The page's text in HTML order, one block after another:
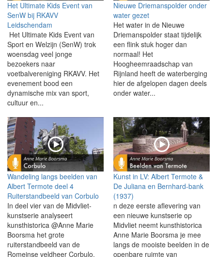
Het Ultimate Kids Event van
SenW bij RKAVV
Leidschendam
Het Ultimate Kids Event van
Sport en Welzijn (SenW) trok
woensdag veel jonge
bezoekers naar
voetbalvereniging RKAVV. Het
evenement bood een
dynamische mix van sport,
cultuur en...
Nieuwe Driemanspolder onder
water gezet
Het water in de Nieuwe
Driemanspolder staat tijdelijk
een flink stuk hoger dan
normaal! Het
Hoogheemraadschap van
Rijnland heeft de waterberging
hier de afgelopen dagen deels
onder water...
Wandeling langs beelden van
Albert Termote deel 4
Ruiterstandbeeld van Corbulo
In deel vier van de Midvliet-
kunstserie analyseert
kunsthistorica @Anne Marie
Boorsma het grote
ruiterstandbeeld van de
Romeinse veldheer Corbulo.
Kunst in LV: Albert Termote &
De Juliana en Bernhard-bank
(1937)
n deze eerste aflevering van
een nieuwe kunstserie op
Midvliet neemt kunsthistorica
Anne Marie Boorsma je mee
langs de mooiste beelden in de
openbare ruimte van